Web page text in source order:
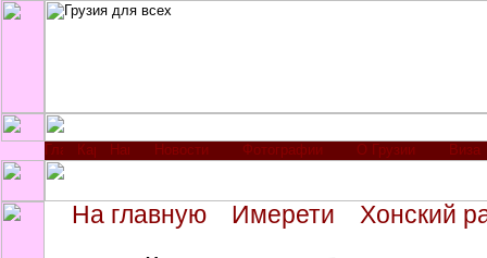
Новости Фотографии О Грузии Виза
На главную Имерети Хонский